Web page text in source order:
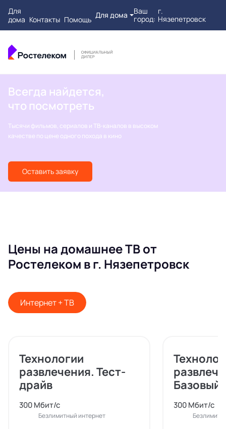
Для
дома Контакты Помощь Для дома
Ваш
город:
г.
Нязепетровск
Всегда найдется,
что посмотреть
Тысячи фильмов, сериалов и ТВ-каналов в высоком
качестве по цене одного похода в кино
Оставить заявку
Цены на домашнее ТВ от
Ростелеком в г. Нязепетровск
Интернет + ТВ
Технологии
развлечения. Тест-
драйв
300 Мбит/с
Безлимитный интернет
Базовый
300 Мбит/с